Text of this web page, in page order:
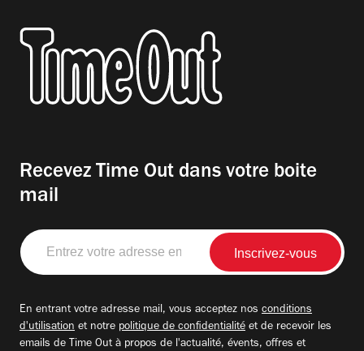
Recevez Time Out dans votre boite
mail
Entrez
votre
adresse
En entrant votre adresse mail, vous acceptez nos conditions
d'utilisation et notre politique de confidentialité et de recevoir les
emails de Time Out à propos de l'actualité, évents, offres et